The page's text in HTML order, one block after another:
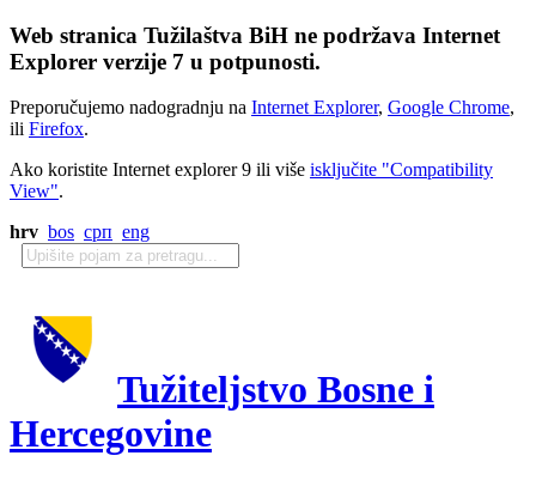
Web stranica Tužilaštva BiH ne podržava Internet
Explorer verzije 7 u potpunosti.
Preporučujemo nadogradnju na Internet Explorer, Google Chrome,
ili Firefox.
Ako koristite Internet explorer 9 ili više isključite "Compatibility
View".
hrv bos срп eng
Tužiteljstvo Bosne i
Hercegovine